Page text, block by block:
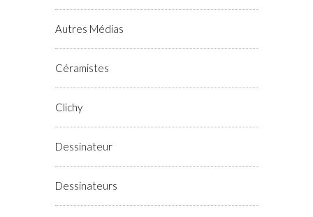
Autres Médias
Céramistes
Clichy
Dessinateur
Dessinateurs